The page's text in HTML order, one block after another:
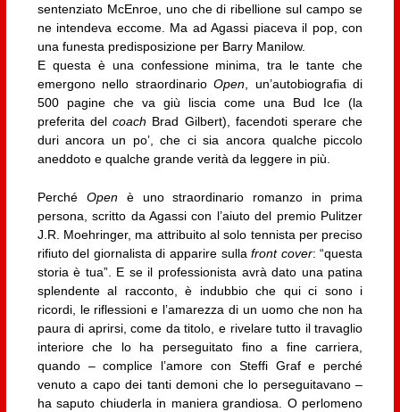
sentenziato McEnroe, uno che di ribellione sul campo se
ne intendeva eccome. Ma ad Agassi piaceva il pop, con
una funesta predisposizione per Barry Manilow.
E questa è una confessione minima, tra le tante che
emergono nello straordinarioOpen , un’autobiografia di
500 pagine che va giù liscia come una Bud Ice (la
preferita delcoach Brad Gilbert), facendoti sperare che
duri ancora un po’, che ci sia ancora qualche piccolo
aneddoto e qualche grande verità da leggere in più.
Perché Open è uno straordinario romanzo in prima
persona, scritto da Agassi con l’aiuto del premio Pulitzer
J.R. Moehringer, ma attribuito al solo tennista per preciso
rifiuto del giornalista di apparire sullafront cover: “questa
storia è tua”. E se il professionista avrà dato una patina
splendente al racconto, è indubbio che qui ci sono i
ricordi, le riflessioni e l’amarezza di un uomo che non ha
paura di aprirsi, come da titolo, e rivelare tutto il travaglio
interiore che lo ha perseguitato fino a fine carriera,
quando – complice l’amore con Steffi Graf e perché
venuto a capo dei tanti demoni che lo perseguitavano –
ha saputo chiuderla in maniera grandiosa. O perlomeno